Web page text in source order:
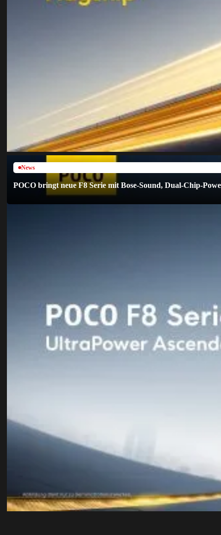
News
POCO bringt neue F8 Serie mit Bose-Sound, Dual-Chip-